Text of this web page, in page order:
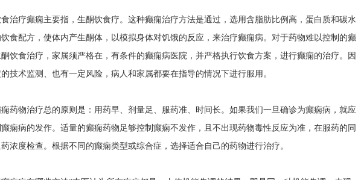
治疗癫痫主要指，生酮饮食疗。这种癫痫治疗方法是通过，选用含脂肪比例高，蛋白质和碳水
食配方，使体内产生酮体，以模拟身体对饥饿的反应，来治疗癫痫病。对于药物难以控制的癫
饮食治疗，家属须严格在，有条件的癫痫病医院，并严格执行饮食方案，进行癫痫的治疗。因
技术监测、也有一定风险，病人和家属都要在指导的情况下进行服用。
药物治疗总的原则是：用药早、剂量足、服药准、时间长。如果我们一旦确诊为癫痫病，就应
痫病的发作。适量的癫痫药物足够控制癫痫不发作，且不出现药物毒性反应为准，在服药的同
浓度检查。根据不同的癫痫类型或综合症，选择适合自己的药物进行治疗。